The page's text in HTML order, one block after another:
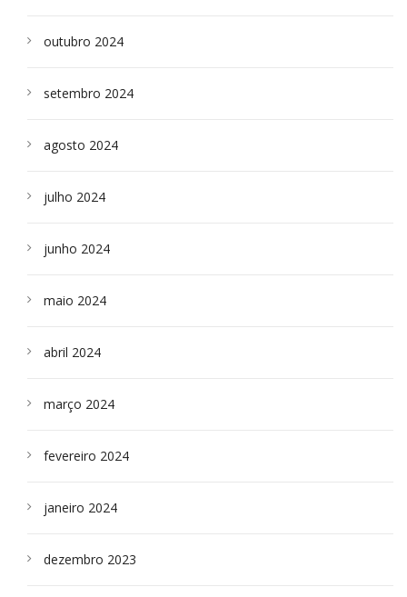
outubro 2024
setembro 2024
agosto 2024
julho 2024
junho 2024
maio 2024
abril 2024
março 2024
fevereiro 2024
janeiro 2024
dezembro 2023